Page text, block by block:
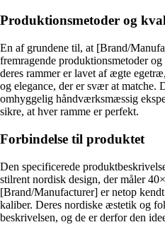
Produktionsmetoder og
En af grundene til, at [Brand/
fremragende produktionsmetoder
deres rammer er lavet af ægte
og elegance, der er svær at matche.
omhyggelig håndværksmæssig
sikre, at hver ramme er perfekt.
Forbindelse til produktet
Den specificerede
stilrent nordisk design, der måler
[Brand/Manufacturer] er netop
kaliber. Deres nordiske æstetik og
beskrivelsen, og de er derfor den